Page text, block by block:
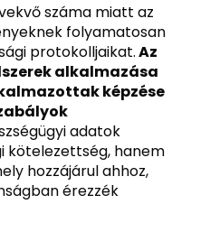
száma miatt az
folyamatosan
protokolljaikat.Az
alkalmazása
képzése
adatok
kötelezettség, hanem
hozzájárul ahhoz,
érezzék